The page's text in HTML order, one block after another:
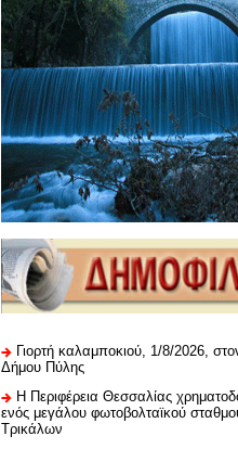
Γιορτή καλαμποκιού, 1/8/2026,
Δήμου Πύλης
H Περιφέρεια Θεσσαλίας
ενός μεγάλου φωτοβολταϊκού
Τρικάλων